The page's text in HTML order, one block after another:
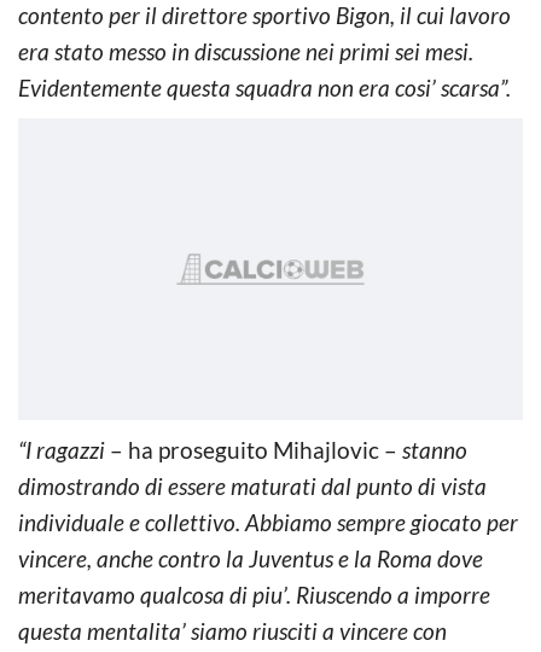
contento per il direttore sportivo Bigon, il cui lavoro
era stato messo in discussione nei primi sei mesi.
Evidentemente questa squadra non era cosi’ scarsa”.
“I ragazzi – ha proseguito Mihajlovic – stanno
dimostrando di essere maturati dal punto di vista
individuale e collettivo. Abbiamo sempre giocato per
vincere, anche contro la Juventus e la Roma dove
meritavamo qualcosa di piu’. Riuscendo a imporre
questa mentalita’ siamo riusciti a vincere con